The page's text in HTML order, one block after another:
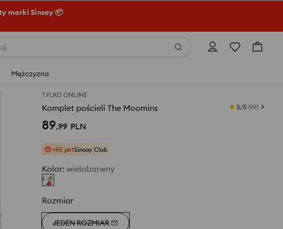
marki Sinsay 📦
Mężczyzna
TYLKO ONLINE
Komplet pościeli The Moomins 5/5 (99)
89,99 PLN
+90 pktSinsay Club
Kolor: wielobarwny
Rozmiar
JEDEN ROZMIAR